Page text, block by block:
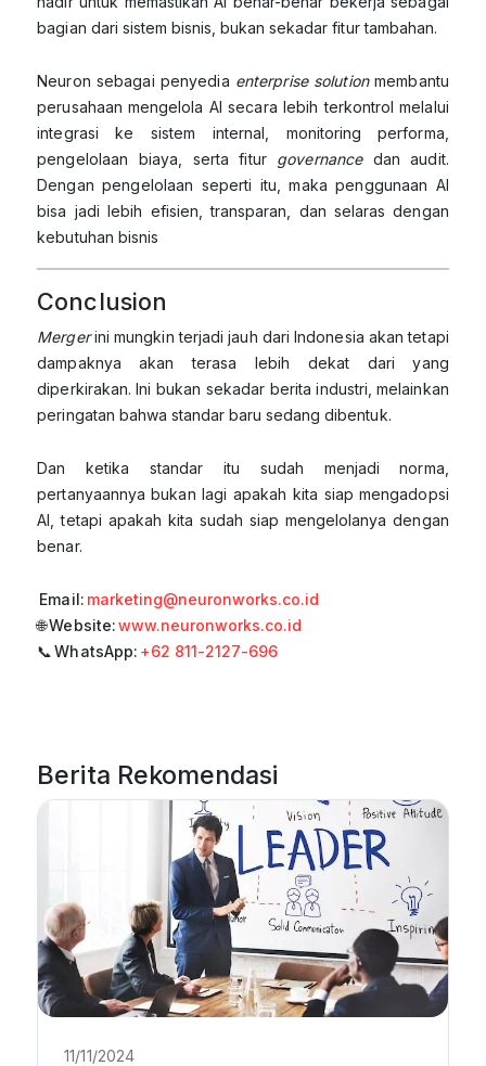
bagian dari sistem bisnis, bukan sekadar fitur tambahan.
Neuron sebagai penyedia enterprise solutionmembantu
perusahaan mengelola AI secara lebih terkontrol melalui
integrasi ke sistem internal, monitoring performa,
pengelolaan biaya, serta fitur governance dan audit.
Dengan pengelolaan seperti itu, maka penggunaan AI
bisa jadi lebih efisien, transparan, dan selaras dengan
kebutuhan bisnis
Conclusion
Mergerini mungkin terjadi jauh dari Indonesia akan tetapi
dampaknya akan terasa lebih dekat dari yang
diperkirakan. Ini bukan sekadar berita industri, melainkan
peringatan bahwa standar baru sedang dibentuk.
Dan ketika standar itu sudah menjadi norma,
pertanyaannya bukan lagi apakah kita siap mengadopsi
AI, tetapi apakah kita sudah siap mengelolanya dengan
benar.
Email: marketing@neuronworks.co.id
🌐 Website:www.neuronworks.co.id
📞 WhatsApp: +62 811-2127-696
Berita Rekomendasi
11/11/2024